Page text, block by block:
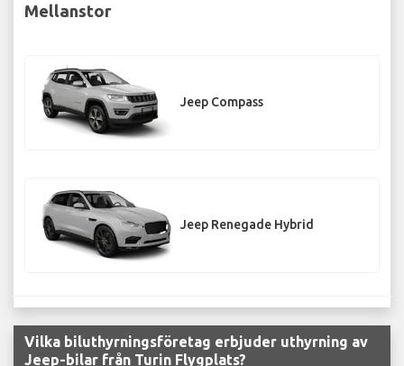
Mellanstor
Jeep Compass
Jeep Renegade Hybrid
Vilka biluthyrningsföretag erbjuder uthyrning av
Jeep-bilar från Turin Flygplats?